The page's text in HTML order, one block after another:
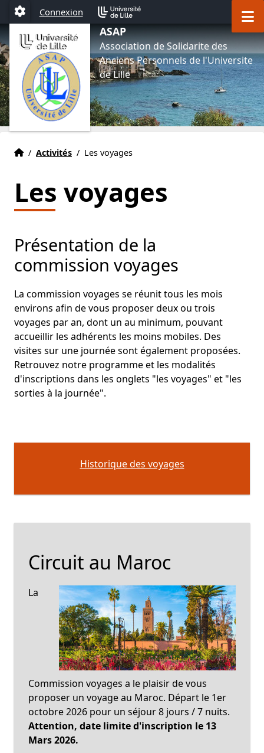
Aller au menu
Aller au contenu
Aller au pied de page
Paramétrage
Connexion
ASAP
Association de Solidarite des
Anciens Personnels de l'Universite
de Lille
Accueil
Accueil
/ Activités / Les voyages
Les voyages
Présentation de la
commission voyages
La commission voyages se réunit tous les mois
environs afin de vous proposer deux ou trois
voyages par an, dont un au minimum, pouvant
accueillir les adhérents les moins mobiles. Des
visites sur une journée sont également proposées.
Retrouvez notre programme et les modalités
d'inscriptions dans les onglets "les voyages" et "les
sorties à la journée".
Historique des voyages
Circuit au Maroc
La
Commission voyages a le plaisir de vous
proposer un voyage au Maroc. Départ le 1er
octobre 2026 pour un séjour 8 jours / 7 nuits.
Attention, date limite d'inscription le 13
Mars 2026.